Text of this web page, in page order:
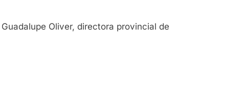
Oliver, directora provincial de